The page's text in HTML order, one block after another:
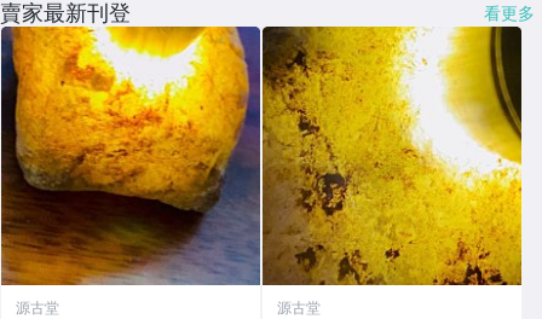
賣家最新刊登 看更多
源古堂 源古堂